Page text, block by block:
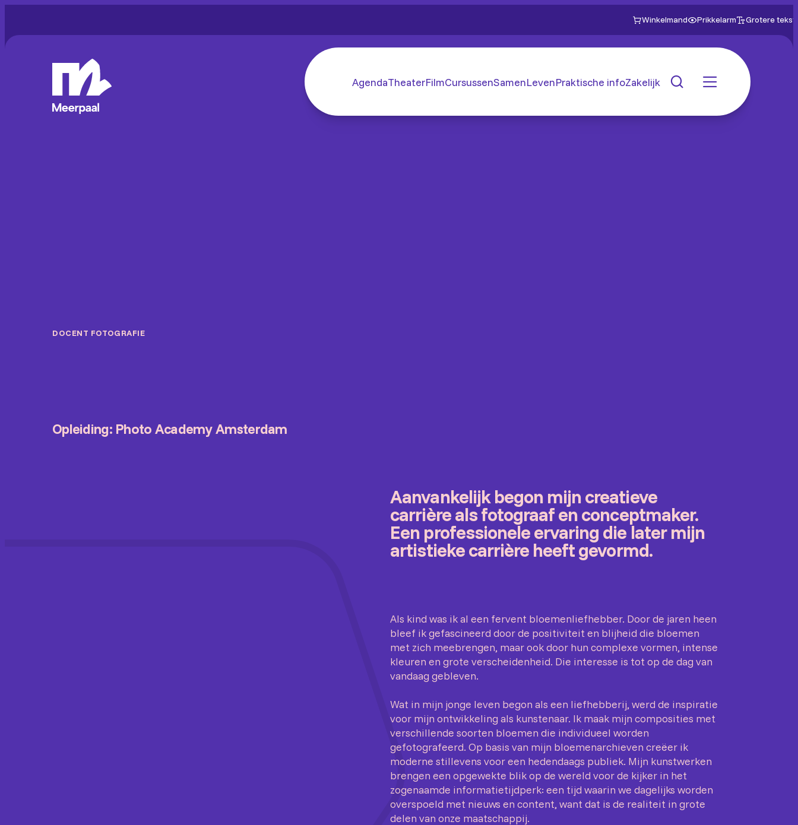
Winkelmand Prikkelarm Grotere tekst
AgendaTheaterFilmCursussenSamenLevenPraktische infoZakelijk
DOCENT FOTOGRAFIE
Opleiding: Photo Academy Amsterdam
Aanvankelijk begon mijn creatieve
carrière als fotograaf en conceptmaker.
Een professionele ervaring die later mijn
artistieke carrière heeft gevormd.
Als kind was ik al een fervent bloemenliefhebber. Door de jaren heen
bleef ik gefascineerd door de positiviteit en blijheid die bloemen
met zich meebrengen, maar ook door hun complexe vormen, intense
kleuren en grote verscheidenheid. Die interesse is tot op de dag van
vandaag gebleven.
Wat in mijn jonge leven begon als een liefhebberij, werd de inspiratie
voor mijn ontwikkeling als kunstenaar. Ik maak mijn composities met
verschillende soorten bloemen die individueel worden
gefotografeerd. Op basis van mijn bloemenarchieven creëer ik
moderne stillevens voor een hedendaags publiek. Mijn kunstwerken
brengen een opgewekte blik op de wereld voor de kijker in het
zogenaamde informatietijdperk: een tijd waarin we dagelijks worden
overspoeld met nieuws en content, want dat is de realiteit in grote
delen van onze maatschappij.